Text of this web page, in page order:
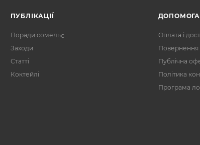
ПУБЛІКАЦІЇ
Поради сомельє
Заходи
Статті
Коктейлі
ДОПОМОГА
Оплата і
Повернення
Публічна
Політика
Програма